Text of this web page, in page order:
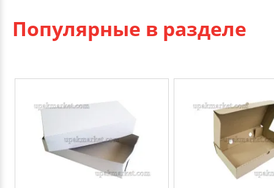
Популярные в разделе